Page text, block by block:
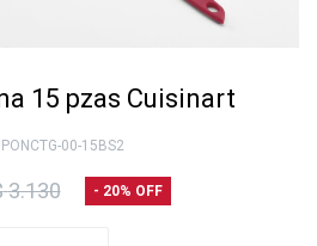
15 pzas Cuisinart
PONCTG-00-15BS2
3.130 20